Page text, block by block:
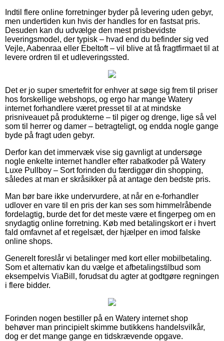
Indtil flere online forretninger byder på levering uden gebyr,
men undertiden kun hvis der handles for en fastsat pris.
Desuden kan du udvælge den mest prisbevidste
leveringsmodel, der typisk – hvad end du befinder sig ved
Vejle, Aabenraa eller Ebeltoft – vil blive at få fragtfirmaet til at
levere ordren til et udleveringssted.
Det er jo super smertefrit for enhver at søge sig frem til priser
hos forskellige webshops, og ergo har mange Watery
internet forhandlere været presset til at at mindske
prisniveauet på produkterne – til piger og drenge, lige så vel
som til herrer og damer – betragteligt, og endda nogle gange
byde på fragt uden gebyr.
Derfor kan det immervæk vise sig gavnligt at undersøge
nogle enkelte internet handler efter rabatkoder på Watery
Luxe Pullboy – Sort forinden du færdiggør din shopping,
således at man er skråsikker på at antage den bedste pris.
Man bør bare ikke undervurdere, at når en e-forhandler
udlover en vare til en pris der kan ses som himmelråbende
fordelagtig, burde det for det meste være et fingerpeg om en
snydagtig online forretning. Køb med betalingskort er i hvert
fald omfavnet af et regelsæt, der hjælper en imod falske
online shops.
Generelt foreslår vi betalinger med kort eller mobilbetaling.
Som et alternativ kan du vælge et afbetalingstilbud som
eksempelvis ViaBill, forudsat du agter at godtgøre regningen
i flere bidder.
Forinden nogen bestiller på en Watery internet shop
behøver man principielt skimme butikkens handelsvilkår,
dog er det mange gange en tidskrævende opgave.